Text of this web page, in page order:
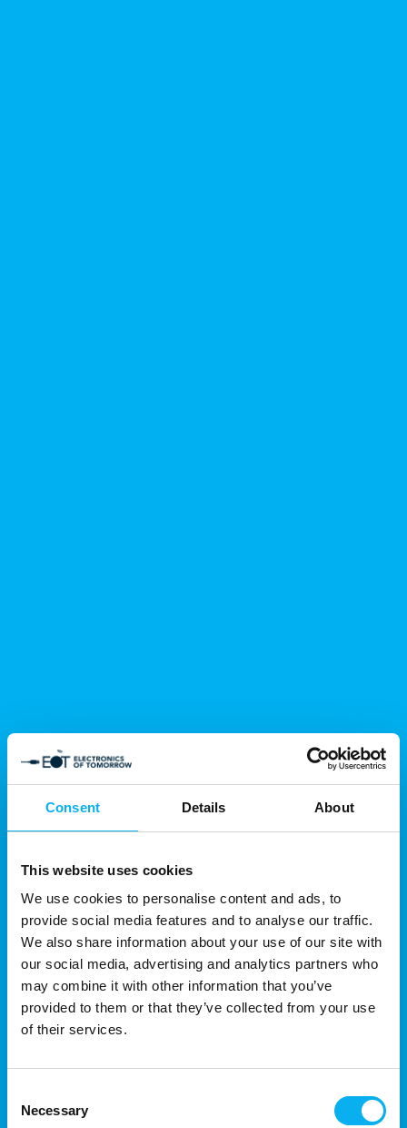
Consent Details About
This website uses cookies
We use cookies to personalise content and ads, to
provide social media features and to analyse our traffic.
We also share information about your use of our site with
our social media, advertising and analytics partners who
may combine it with other information that you’ve
provided to them or that they’ve collected from your use
of their services.
Selection
Necessary